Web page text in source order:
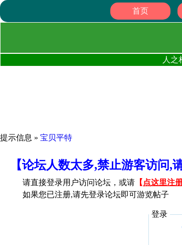
首页
人之
提示信息 » 宝贝平特
【论坛人数太多,禁止游客访问
请直接登录用户访问论坛，或请 【 点这里注
如果您已注册,请先登录论坛即可游览帖子
登录